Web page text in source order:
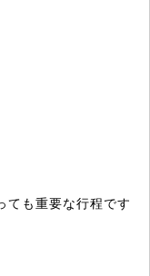
ても重要な行程です